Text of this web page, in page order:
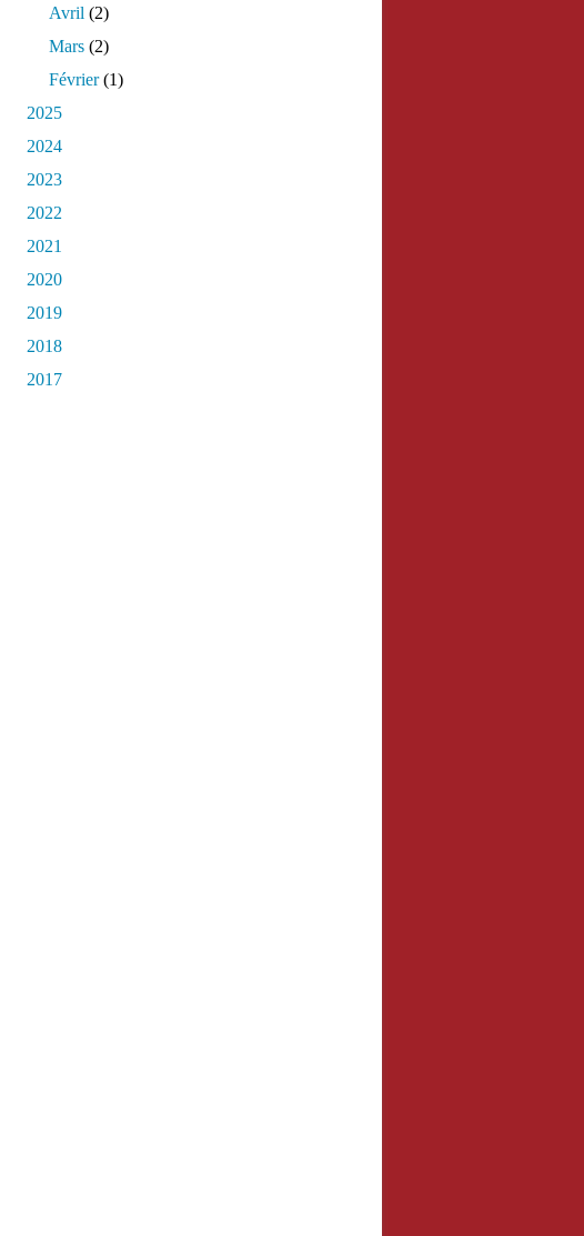
Avril (2)
Mars (2)
Février(1)
2025
2024
2023
2022
2021
2020
2019
2018
2017